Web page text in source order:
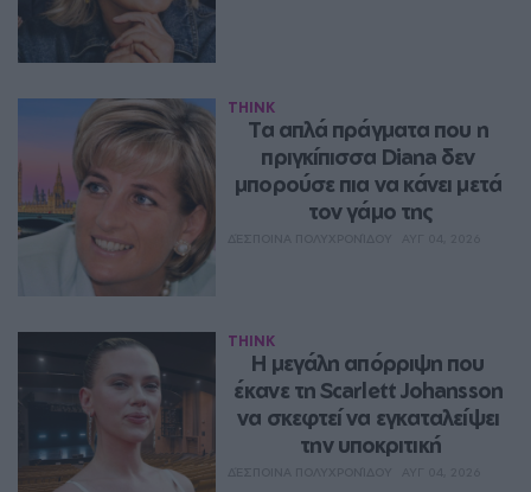
THINK
Τα απλά πράγματα που η
πριγκίπισσα Diana δεν
μπορούσε πια να κάνει μετά
τον γάμο της
THINK
Η μεγάλη απόρριψη που
έκανε τη Scarlett Johansson
να σκεφτεί να εγκαταλείψει
την υποκριτική